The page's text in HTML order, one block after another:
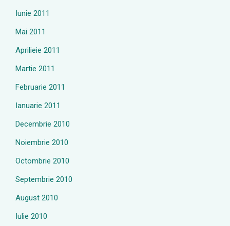
Iunie 2011
Mai 2011
Aprilieie 2011
Martie 2011
Februarie 2011
Ianuarie 2011
Decembrie 2010
Noiembrie 2010
Octombrie 2010
Septembrie 2010
August 2010
Iulie 2010